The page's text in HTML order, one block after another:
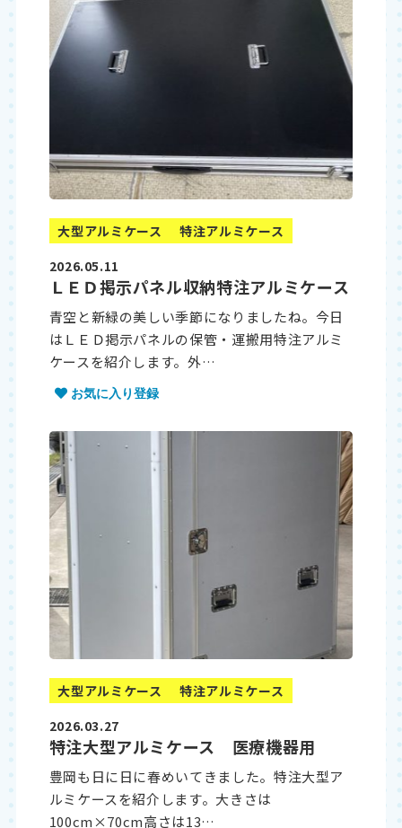
大型アルミケース
特注アルミケース
2026.05.11
ＬＥＤ掲示パネル収納特注アルミケース
青空と新緑の美しい季節になりましたね。今日
はＬＥＤ掲示パネルの保管・運搬用特注アルミ
ケースを紹介します。外…
お気に入り登録
大型アルミケース
特注アルミケース
2026.03.27
特注大型アルミケース 医療機器用
豊岡も日に日に春めいてきました。特注大型ア
ルミケースを紹介します。大きさは
100cm×70cm高さは13…